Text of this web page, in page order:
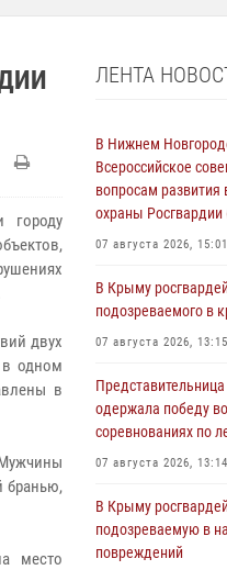
городу
й двух
одном
в
бранью,
место
ЛЕНТА
В Нижнем
Всероссийское
вопросам
охраны Росгвардии
07 августа 2026, 15:01
В Крыму
подозреваемого в
07 августа 2026, 13:15
одержала победу
соревнованиях по
07 августа 2026, 13:14
В Крыму
подозреваемую в
повреждений